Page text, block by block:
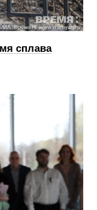
сплава